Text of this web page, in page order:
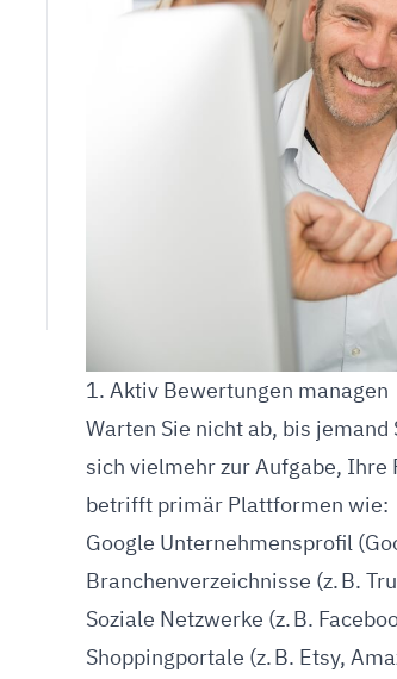
1. Aktiv Bewertungen managen
Warten Sie nicht ab, bis
sich vielmehr zur Aufgabe, Ihre
betrifft primär Plattformen wie:
Google Unternehmensprofil
Branchenverzeichnisse (z. B.
Soziale Netzwerke (z. B.
Shoppingportale (z. B. Etsy,